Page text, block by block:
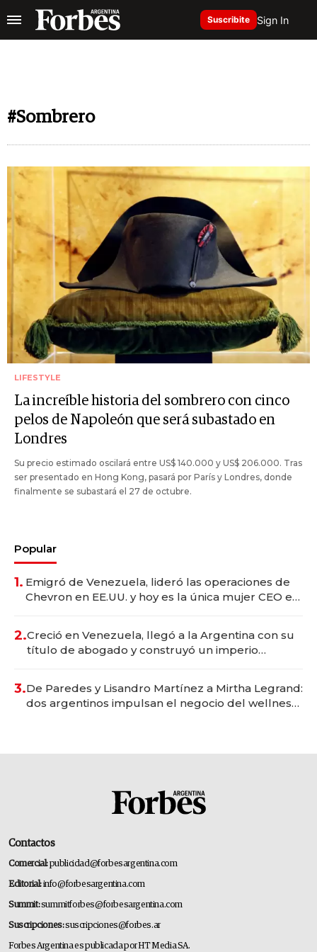
Suscribite Sign In
#Sombrero
LIFESTYLE
La increíble historia del sombrero con cinco
pelos de Napoleón que será subastado en
Londres
Su precio estimado oscilará entre US$ 140.000 y US$ 206.000. Tras
ser presentado en Hong Kong, pasará por París y Londres, donde
finalmente se subastará el 27 de octubre.
Popular
1. Emigró de Venezuela, lideró las operaciones de
Chevron en EE.UU. y hoy es la única mujer CEO en
2.Creció en Venezuela, llegó a la Argentina con su
título de abogado y construyó un imperio
3.De Paredes y Lisandro Martínez a Mirtha Legrand:
dos argentinos impulsan el negocio del wellness
Contactos
Comercial:publicidad@forbesargentina.com
Editorial:info@forbesargentina.com
Summit:summitforbes@forbesargentina.com
Suscripciones:suscripciones@forbes.ar
Forbes Argentina es publicada por HT Media SA.